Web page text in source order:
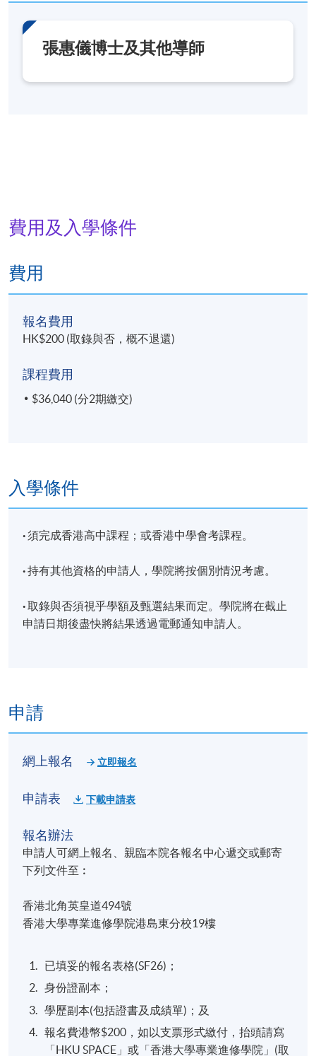
地點
港大保良何鴻燊社區書院
張惠儀博士及其他導師
費用及入學條件
費用
報名費用
HK$200 (取錄與否，概不退還)
課程費用
$36,040 (分2期繳交)
入學條件
·須完成香港高中課程；或香港中學會考課程。
·持有其他資格的申請人，學院將按個別情況考慮。
·取錄與否須視乎學額及甄選結果而定。學院將在截止
申請日期後盡快將結果透過電郵通知申請人。
申請
網上報名 立即報名
申請表 下載申請表
報名辦法
申請人可網上報名、親臨本院各報名中心遞交或郵寄
下列文件至︰
香港北角英皇道494號
香港大學專業進修學院港島東分校19樓
已填妥的報名表格(SF26)；
身份證副本；
學歷副本(包括證書及成績單)；及
報名費港幣$200，如以支票形式繳付，抬頭請寫
「HKU SPACE」或「香港大學專業進修學院」(取